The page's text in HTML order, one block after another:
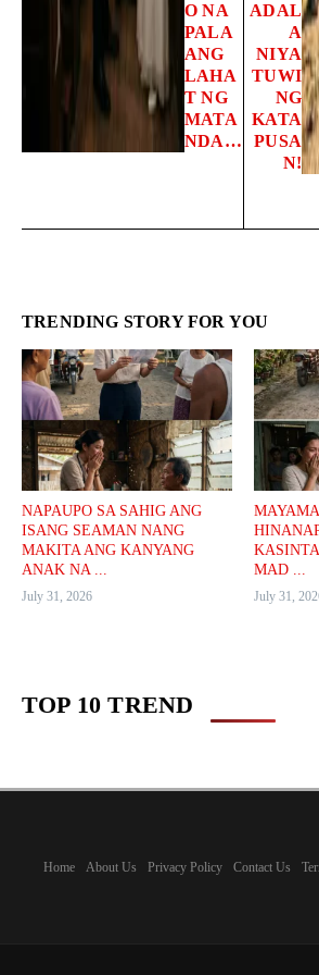
O NA
PALA
ANG
LAHA
T NG
MATA
NDA…
ADAL
A
NIYA
TUWI
NG
KATA
PUSA
N!
TRENDING STORY FOR YOU
NAPAUPO SA SAHIG ANG
ISANG SEAMAN NANG
MAKITA ANG KANYANG
ANAK NA ...
July 31, 2026
MAD ...
July 31,
TOP 10 TREND
Home About Us Privacy Policy Contact Us